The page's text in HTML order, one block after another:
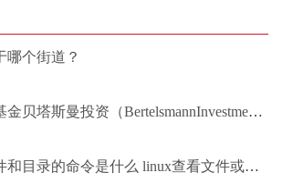
哪个街道？
）首席执行官CarstenCoesfeld接受采访表示，计划未来3-5年配置7亿美元投资中国初创公司
录的命令是什么 linux查看文件或目录的命令